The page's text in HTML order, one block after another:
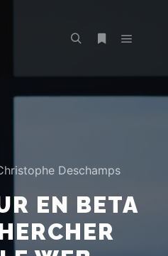
Deschamps
EN BETA